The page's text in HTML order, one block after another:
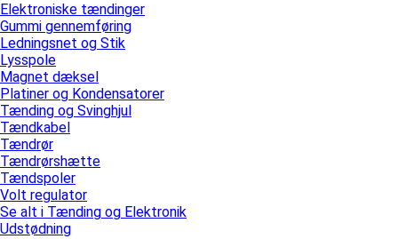
Elektroniske tændinger
Gummi gennemføring
Ledningsnet og Stik
Lysspole
Magnet dæksel
Platiner og Kondensatorer
Tænding og Svinghjul
Tændkabel
Tændrør
Tændrørshætte
Tændspoler
Volt regulator
Se alt i Tænding og Elektronik
Udstødning